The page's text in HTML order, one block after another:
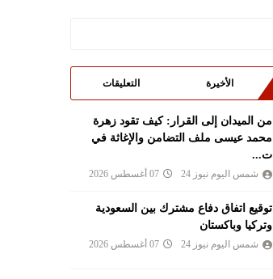
الأخيرة التعليقات
من الميدان إلى القرار: كيف تقود زهرة
محمد عيسى ملف التضامن والإغاثة في
ت...
شمس اليوم نيوز 24 07 أغسطس 2026
توقيع اتفاق دفاع مشترك بين السعودية
وتركيا وباكستان
شمس اليوم نيوز 24 07 أغسطس 2026